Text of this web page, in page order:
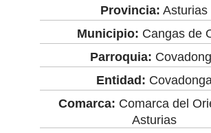
Provincia: Asturias
Municipio: Cangas de
Parroquia:
Entidad: Covadonga
Comarca: Comarca del
Asturias